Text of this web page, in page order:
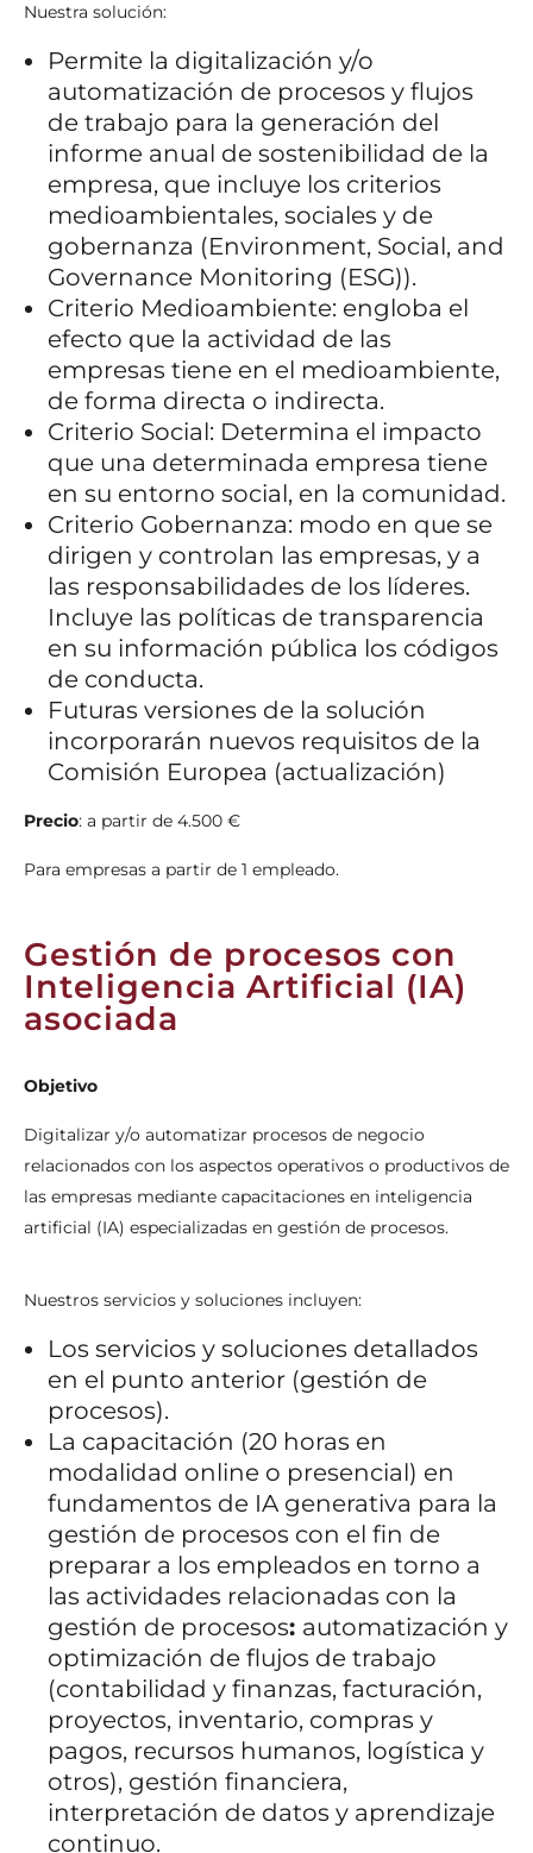
Nuestra solución:
Permite la digitalización y/o
automatización de procesos y flujos
de trabajo para la generación del
informe anual de sostenibilidad de la
empresa, que incluye los criterios
medioambientales, sociales y de
gobernanza (Environment, Social, and
Governance Monitoring (ESG)).
Criterio Medioambiente: engloba el
efecto que la actividad de las
empresas tiene en el medioambiente,
de forma directa o indirecta.
Criterio Social: Determina el impacto
que una determinada empresa tiene
en su entorno social, en la comunidad.
Criterio Gobernanza: modo en que se
dirigen y controlan las empresas, y a
las responsabilidades de los líderes.
Incluye las políticas de transparencia
en su información pública los códigos
de conducta.
Futuras versiones de la solución
incorporarán nuevos requisitos de la
Comisión Europea (actualización)
Precio: a partir de 4.500 €
Para empresas a partir de 1 empleado.
Gestión de procesos con
Inteligencia Artificial (IA)
asociada
Objetivo
Digitalizar y/o automatizar procesos de negocio
relacionados con los aspectos operativos o productivos de
las empresas mediante capacitaciones en inteligencia
artificial (IA) especializadas en gestión de procesos.
Nuestros servicios y soluciones incluyen:
Los servicios y soluciones detallados
en el punto anterior (gestión de
procesos).
La capacitación (20 horas en
modalidad online o presencial) en
fundamentos de IA generativa para la
gestión de procesos con el fin de
preparar a los empleados en torno a
las actividades relacionadas con la
gestión de procesos: automatización y
optimización de flujos de trabajo
(contabilidad y finanzas, facturación,
proyectos, inventario, compras y
pagos, recursos humanos, logística y
otros), gestión financiera,
interpretación de datos y aprendizaje
continuo.